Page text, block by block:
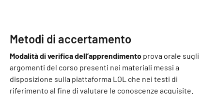
Metodi di accertamento
Modalità di verifica dell’apprendimento prova orale sugli
argomenti del corso presenti nei materiali messi a
disposizione sulla piattaforma LOL che nei testi di
riferimento al fine di valutare le conoscenze acquisite.